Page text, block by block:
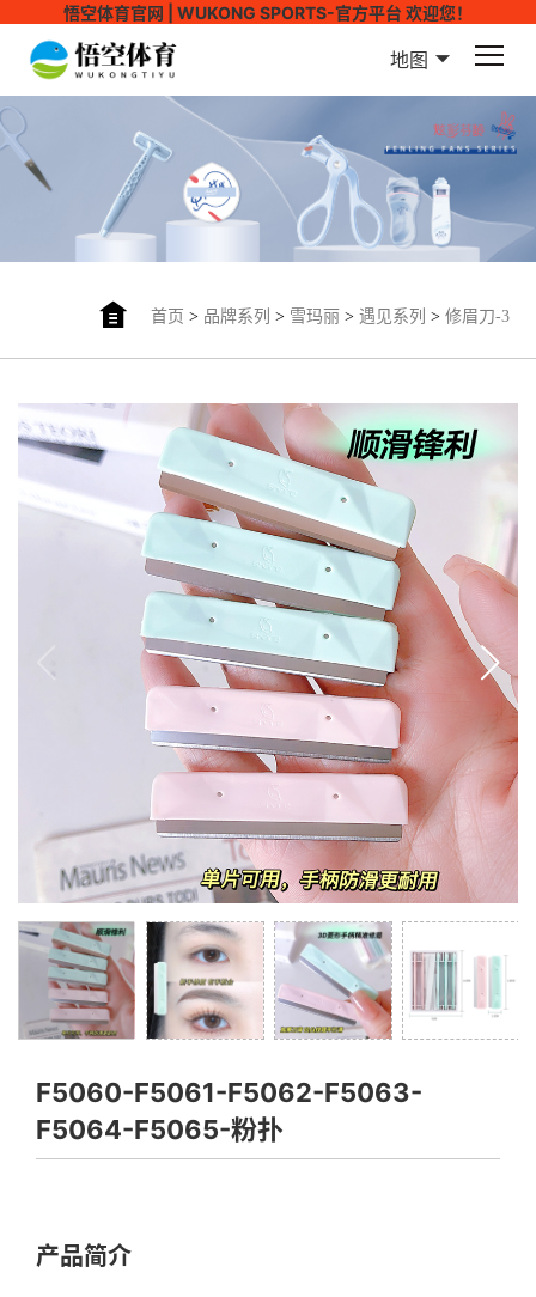
悟空体育官网 | WUKONG SPORTS-官方平台 欢迎您！
地图
首页 > 品牌系列 > 雪玛丽> 遇见系列 > 修眉刀-3
F5060-F5061-F5062-F5063-
F5064-F5065-粉扑
产品简介